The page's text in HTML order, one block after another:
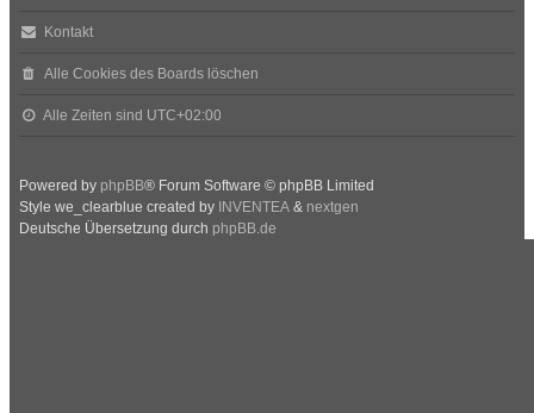
Kontakt
Alle Cookies des Boards löschen
Alle Zeiten sind UTC+02:00
Powered by phpBB® Forum Software © phpBB Limited
Style we_clearblue created by INVENTEA & nextgen
Deutsche Übersetzung durch phpBB.de